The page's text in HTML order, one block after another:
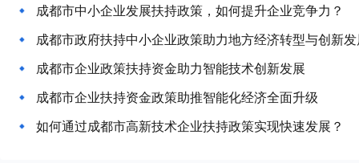
成都市中小企业发展扶持政策，如何提升企业竞争力？
成都市政府扶持中小企业政策助力地方经济转型与创新
成都市企业政策扶持资金助力智能技术创新发展
成都市企业扶持资金政策助推智能化经济全面升级
如何通过成都市高新技术企业扶持政策实现快速发展？